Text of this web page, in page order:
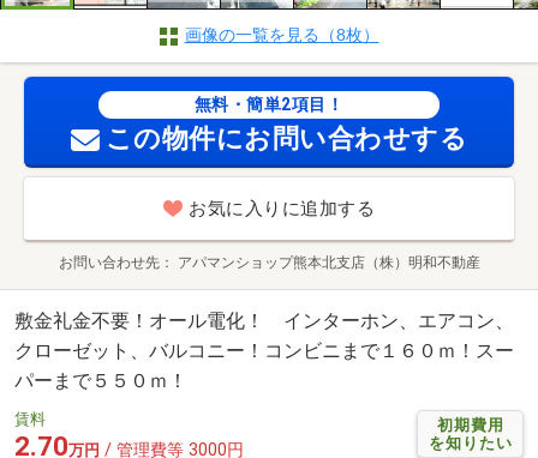
画像の一覧を見る（8枚）
無料・簡単2項目！
この物件にお問い合わせする
お気に入りに追加する
お問い合わせ先 アパマンショップ熊本北支店（株）明和不動産
敷金礼金不要！オール電化！ インターホン、エアコン、
クローゼット、バルコニー！コンビニまで１６０ｍ！スー
パーまで５５０ｍ！
初期費用
を知りたい
賃料
2.70万円 / 管理費等 3000円